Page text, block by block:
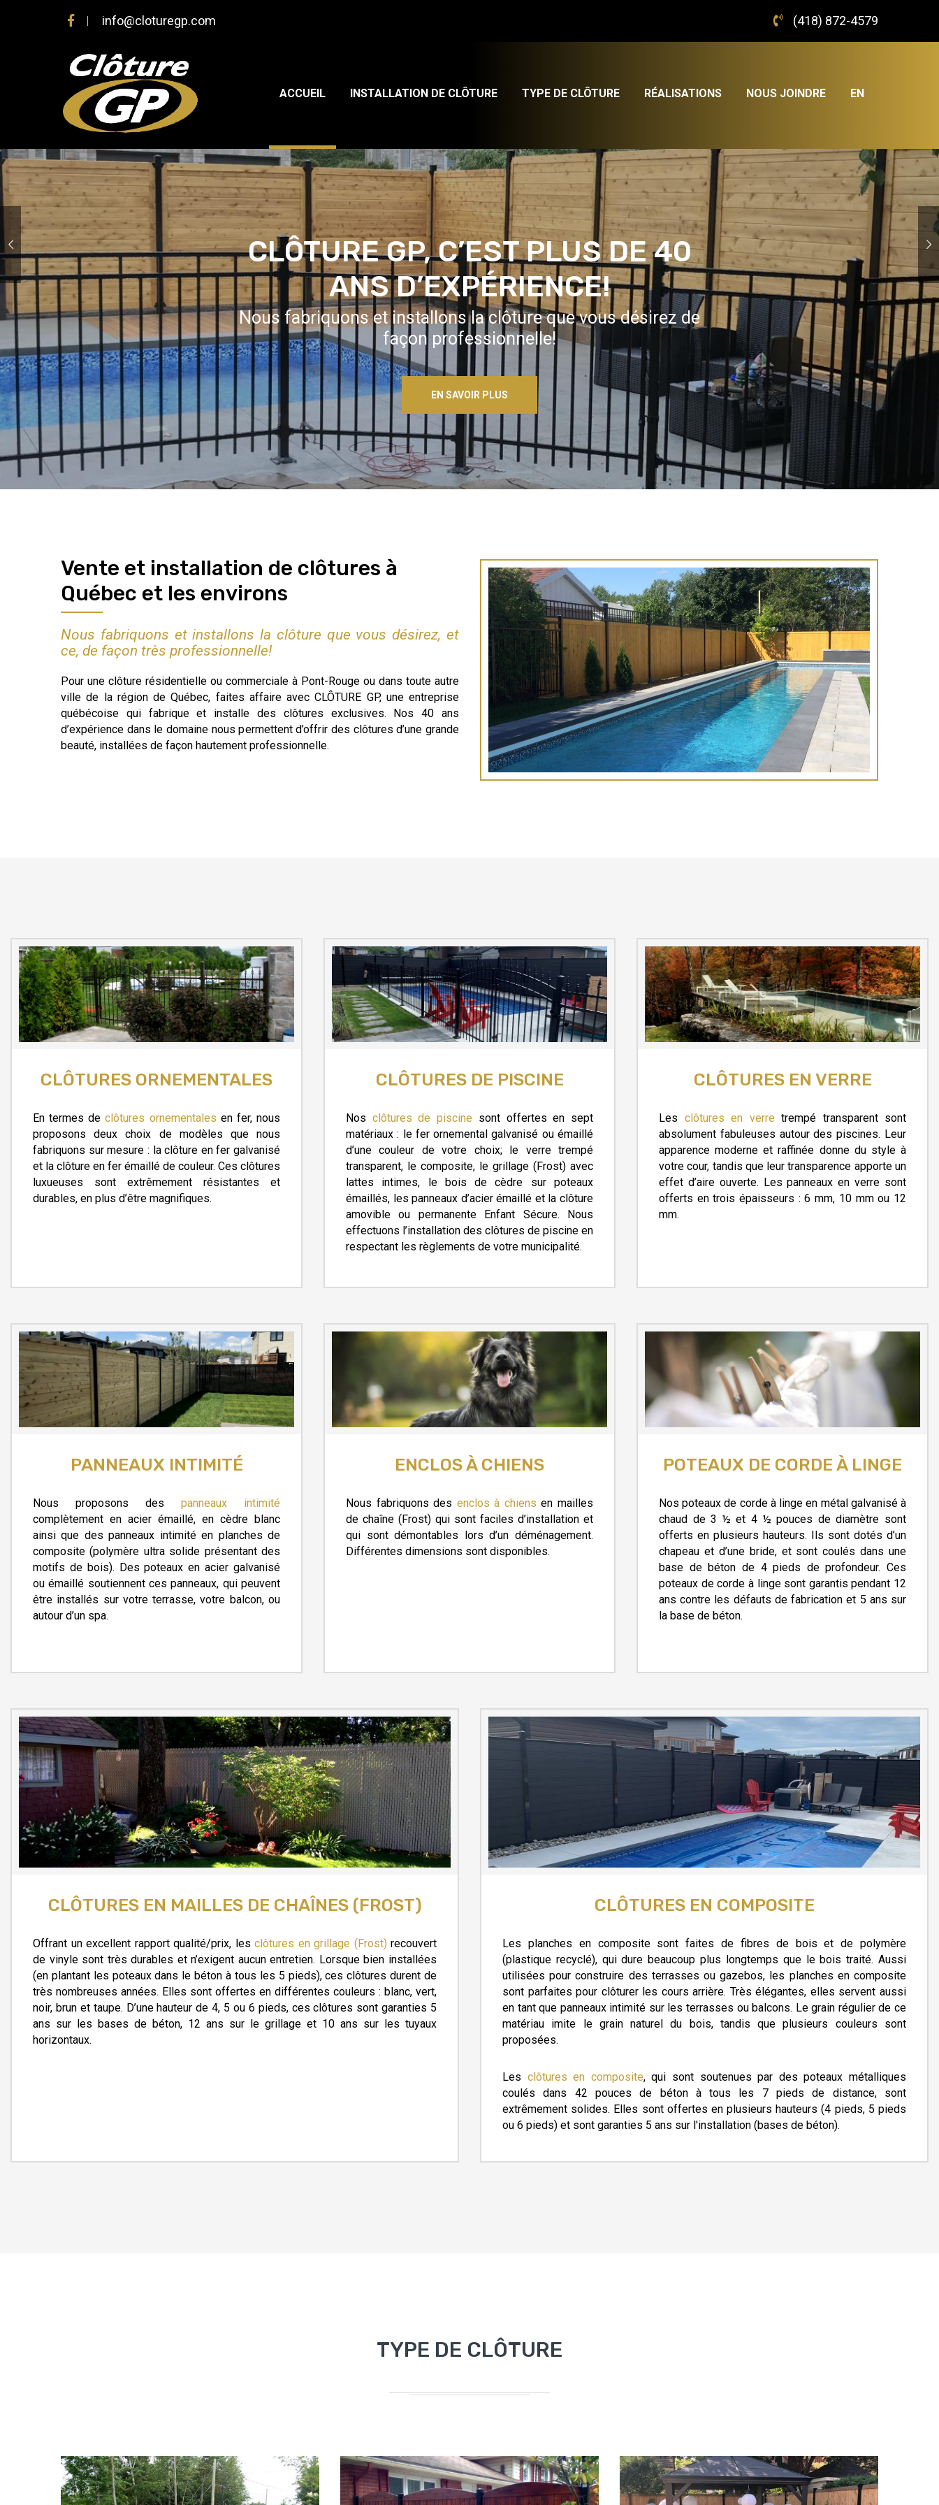
info@cloturegp.com (418) 872-4579
ACCUEIL INSTALLATION DE CLÔTURE TYPE DE CLÔTURE RÉALISATIONS NOUS JOINDRE EN
CLÔTURE GP, C’EST PLUS DE 40
ANS D’EXPÉRIENCE!
Nous fabriquons et installons la clôture que vous désirez de
façon professionnelle!
EN SAVOIR PLUS
Vente et installation de clôtures à
Québec et les environs
Nous fabriquons et installons la clôture que vous désirez, et
ce, de façon très professionnelle!
Pour une clôture résidentielle ou commerciale à Pont-Rouge ou dans toute autre
ville de la région de Québec, faites affaire avec CLÔTURE GP, une entreprise
québécoise qui fabrique et installe des clôtures exclusives. Nos 40 ans
d’expérience dans le domaine nous permettent d’offrir des clôtures d’une grande
beauté, installées de façon hautement professionnelle.
CLÔTURES ORNEMENTALES
En termes declôtures ornementales en fer, nous
proposons deux choix de modèles que nous
fabriquons sur mesure : la clôture en fer galvanisé
et la clôture en fer émaillé de couleur. Ces clôtures
luxueuses sont extrêmement résistantes et
durables, en plus d’être magnifiques.
CLÔTURES DE PISCINE
Nos clôtures de piscine sont offertes en sept
matériaux : le fer ornemental galvanisé ou émaillé
d’une couleur de votre choix; le verre trempé
transparent, le composite, le grillage (Frost) avec
lattes intimes, le bois de cèdre sur poteaux
émaillés, les panneaux d’acier émaillé et la clôture
amovible ou permanente Enfant Sécure. Nous
effectuons l’installation des clôtures de piscine en
respectant les règlements de votre municipalité.
CLÔTURES EN VERRE
Les clôtures en verre trempé transparent sont
absolument fabuleuses autour des piscines. Leur
apparence moderne et raffinée donne du style à
votre cour, tandis que leur transparence apporte un
effet d’aire ouverte. Les panneaux en verre sont
offerts en trois épaisseurs : 6 mm, 10 mm ou 12
mm.
PANNEAUX INTIMITÉ
Nous proposons des panneaux intimité
complètement en acier émaillé, en cèdre blanc
ainsi que des panneaux intimité en planches de
composite (polymère ultra solide présentant des
motifs de bois). Des poteaux en acier galvanisé
ou émaillé soutiennent ces panneaux, qui peuvent
être installés sur votre terrasse, votre balcon, ou
autour d’un spa.
ENCLOS À CHIENS
Nous fabriquons des enclos à chiens en mailles
de chaîne (Frost) qui sont faciles d’installation et
qui sont démontables lors d’un déménagement.
Différentes dimensions sont disponibles.
POTEAUX DE CORDE À LINGE
Nos poteaux de corde à linge en métal galvanisé à
chaud de 3 ½ et 4 ½ pouces de diamètre sont
offerts en plusieurs hauteurs. Ils sont dotés d’un
chapeau et d’une bride, et sont coulés dans une
base de béton de 4 pieds de profondeur. Ces
poteaux de corde à linge sont garantis pendant 12
ans contre les défauts de fabrication et 5 ans sur
la base de béton.
CLÔTURES EN MAILLES DE CHAÎNES (FROST)
Offrant un excellent rapport qualité/prix, les clôtures en grillage (Frost)recouvert
de vinyle sont très durables et n’exigent aucun entretien. Lorsque bien installées
(en plantant les poteaux dans le béton à tous les 5 pieds), ces clôtures durent de
très nombreuses années. Elles sont offertes en différentes couleurs : blanc, vert,
noir, brun et taupe. D’une hauteur de 4, 5 ou 6 pieds, ces clôtures sont garanties 5
ans sur les bases de béton, 12 ans sur le grillage et 10 ans sur les tuyaux
horizontaux.
CLÔTURES EN COMPOSITE
Les planches en composite sont faites de fibres de bois et de polymère
(plastique recyclé), qui dure beaucoup plus longtemps que le bois traité. Aussi
utilisées pour construire des terrasses ou gazebos, les planches en composite
sont parfaites pour clôturer les cours arrière. Très élégantes, elles servent aussi
en tant que panneaux intimité sur les terrasses ou balcons. Le grain régulier de ce
matériau imite le grain naturel du bois, tandis que plusieurs couleurs sont
proposées.
Les clôtures en composite, qui sont soutenues par des poteaux métalliques
coulés dans 42 pouces de béton à tous les 7 pieds de distance, sont
extrêmement solides. Elles sont offertes en plusieurs hauteurs (4 pieds, 5 pieds
ou 6 pieds) et sont garanties 5 ans sur l'installation (bases de béton).
TYPE DE CLÔTURE